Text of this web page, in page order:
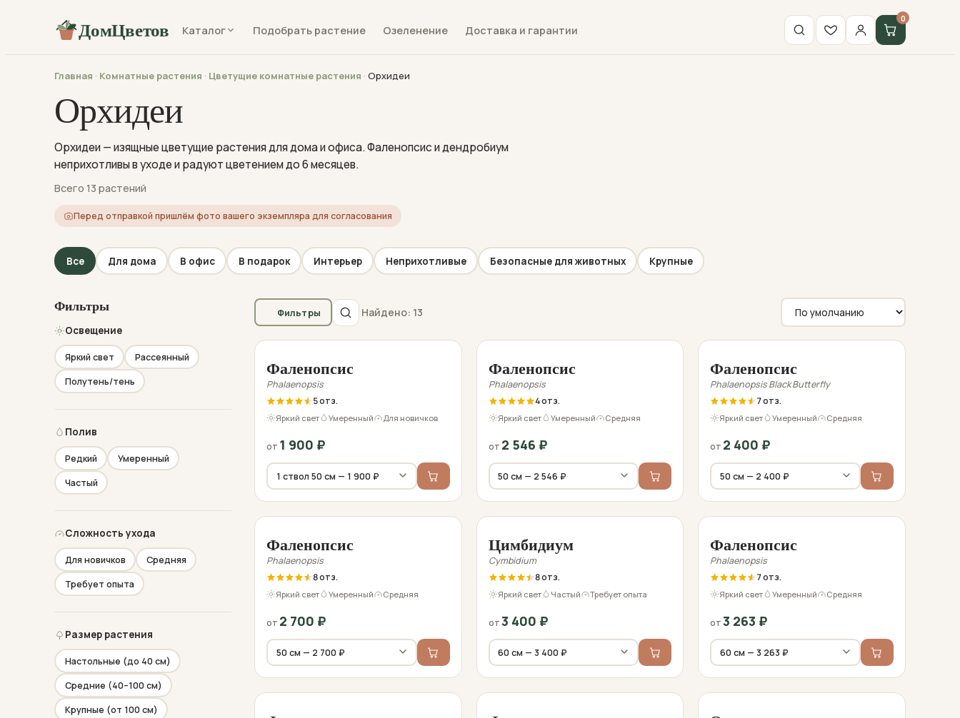
ДомЦветов Каталог Подобрать растение Озеленение Доставка и гарантии
0
Главная · Комнатные растения · Цветущие комнатные растения · Орхидеи
Орхидеи
Орхидеи — изящные цветущие растения для дома и офиса. Фаленопсис и дендробиум
неприхотливы в уходе и радуют цветением до 6 месяцев.
Всего 13 растений
Перед отправкой пришлём фото вашего экземпляра для согласования
Все Для дома В офис В подарок Интерьер Неприхотливые Безопасные для животных Крупные
Фильтры
Освещение
Яркий свет
Рассеянный
Полутень/тень
Полив
Редкий
Умеренный
Частый
Сложность ухода
Для новичков
Средняя
Требует опыта
Размер растения
Настольные (до 40 см)
Средние (40–100 см)
Крупные (от 100 см)
Фильтры Найдено: 13
Фаленопсис
Phalaenopsis
5
Яркий свет Умеренный Для новичков
от 1 900 ₽
Фаленопсис
Phalaenopsis
4
Яркий свет Умеренный Средняя
от 2 546 ₽
Фаленопсис
Phalaenopsis Black Butterfly
7
Яркий свет Умеренный Средняя
от 2 400 ₽
Фаленопсис
Phalaenopsis
8
Яркий свет Умеренный Средняя
от 2 700 ₽
Цимбидиум
Cymbidium
8
Яркий свет Частый Требует опыта
от3 400 ₽
Фаленопсис
Phalaenopsis
7
Яркий свет Умеренный Средняя
от3 263 ₽